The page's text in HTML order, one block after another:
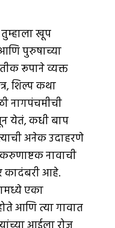
खूप
पुरुषाच्या
रूपाने व्यक्त
शिल्प कथा
नागपंचमीची
येतं, कधी बाप
अनेक उदाहरणे
नावाची
कादंबरी आहे.
एका
आणि त्या गावात